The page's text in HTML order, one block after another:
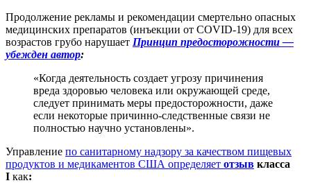
Продолжение рекламы и рекомендации смертельно опасных
медицинских препаратов (инъекции от COVID-19) для всех
возрастов грубо нарушает Принцип предосторожности —
убежден автор:
«Когда деятельность создает угрозу причинения
вреда здоровью человека или окружающей среде,
следует принимать меры предосторожности, даже
если некоторые причинно-следственные связи не
полностью научно установлены».
Управление по санитарному надзору за качеством пищевых
продуктов и медикаментов США определяет отзыв класса
I как: